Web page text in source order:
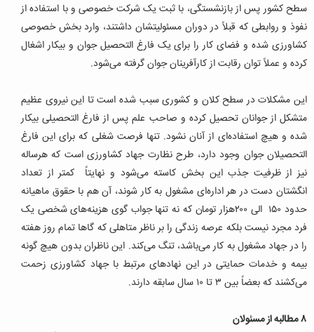
سطح کشور پس از بازنشستگی، با ثبت یک شرکت خصوصی و با استفاده از
نفوذ و روابطی که قبلاً در دوران مسئولیتشان داشتند، وارد بخش خصوصی
کشاورزی شده و فضای کار را برای یک فارغ التحصیل جوان و بیکار اشغال
کرده و عملاً توان رقابت از کارآفرینان جوان گرفته می‌شود.
این مشکلات در سطح کلان و کشوری سبب شده است تا این نیروی عظیم
متشکل از جوانان تحصیل کرده و صاحب علم پس از فارغ التحصیلی بیکار
شده و هیچ استفاده‌ای از آنان نشود. تنها فرصت شغلی که برای این فارغ
التحصیلان جوان وجود دارد، طرح نظارت جهاد کشاورزی است که هرساله
نیز از ظرفیت جذب این بخش کاسته می‌شود و نهایتاً کمتر از تعداد
انگشتان دست در هر اداره‌ای مشغول به کار شوند، آن هم با حقوق ماهیانه
حدود ۱۵۰ الی ۲۰۰هزار تومان که نه تنها جواب گوی هزینه‌های شخصی یک
فرد مجرد نیست بلکه عرصه زندگی را بر ناظر متاهلی که گاها تمام روز هفته
را در جهاد مشغول به کار می‌باشد، تنگ می‌کند. این ناظران بدون هیچ گونه
بیمه و خدمات حمایتی در این نهادهای مرتبط با جهاد کشاورزی زحمت
می‌کشند که بعضاً بین ۳ تا ۱۰ سال سابقه دارند.
۸ مطالبه از مسئولان